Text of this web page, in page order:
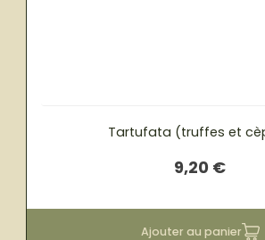
Tartufata (truffes et
9,20 €
Ajouter au panier